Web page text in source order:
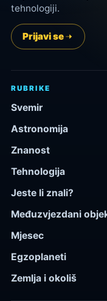
tehnologiji.
Prijavi se
RUBRIKE
Svemir
Astronomija
Znanost
Tehnologija
Jeste li znali?
Međuzvjezdani
Mjesec
Egzoplaneti
Zemlja i okoliš